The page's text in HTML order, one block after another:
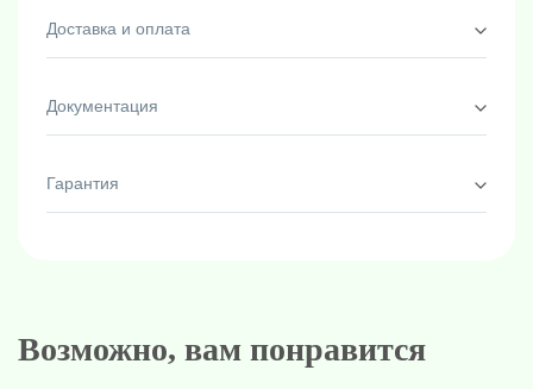
применения в химических, биологических и других
лабораторных исследованиях. Она идеально подходит
других жидких образцов, обеспечивая нежное и
Доставка и оплата
Документация
Гарантия
Возможно, вам понравится